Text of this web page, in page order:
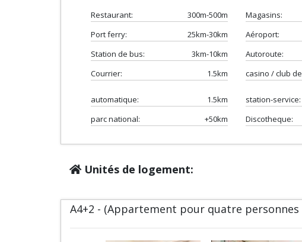
Restaurant: 300m-500m Magasins:
Port ferry:
25km-30km Aéroport:
Station de bus:
3km-10km Autoroute:
Courrier:
1.5km
casino / club
automatique: 1.5km station-service:
parc national:
+50km Discotheque:
Unités de logement:
A4+2 - (Appartement pour quatre